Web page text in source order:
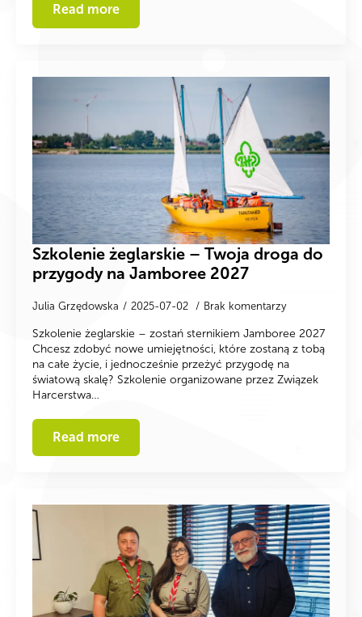
Read more
Szkolenie żeglarskie – Twoja droga do
przygody na Jamboree 2027
Julia Grzędowska 2025-07-02 Brak komentarzy
Szkolenie żeglarskie – zostań sternikiem Jamboree 2027
Chcesz zdobyć nowe umiejętności, które zostaną z tobą
na całe życie, i jednocześnie przeżyć przygodę na
światową skalę? Szkolenie organizowane przez Związek
Harcerstwa…
Read more